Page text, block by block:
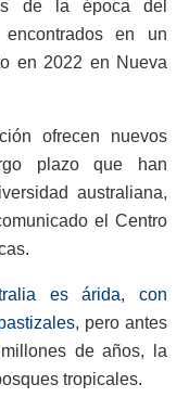
de la época del
en un
en 2022 en Nueva
ofrecen nuevos
plazo que han
australiana,
el Centro
es árida, con
, pero antes
de años, la
tropicales.